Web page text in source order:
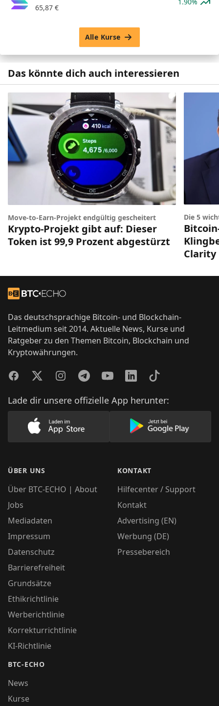
65,87 €
Alle Kurse
Das könnte dich auch interessieren
Move-to-Earn-Projekt endgültig gescheitert
Krypto-Projekt gibt auf: Dieser
Token ist 99,9 Prozent abgestürzt
Die 5
Clarity
Zur Startseite
Das deutschsprachige Bitcoin- und Blockchain-
Leitmedium seit 2014. Aktuelle News, Kurse und
Ratgeber zu den Themen Bitcoin, Blockchain und
Kryptowährungen.
FacebookTwitterInstagramTelegramYouTubeLinkedInTikTok
Lade dir unsere offizielle App herunter:
Lade unsere App im AppStore herunter
Lade unsere
ÜBER UNS
Über BTC-ECHO | About
Jobs
Mediadaten
Impressum
Datenschutz
Barrierefreiheit
Grundsätze
Ethikrichtlinie
Werberichtlinie
Korrekturrichtlinie
KI-Richtlinie
BTC-ECHO
News
Kurse
KONTAKT
Hilfecenter / Support
Kontakt
Advertising (EN)
Werbung (DE)
Pressebereich